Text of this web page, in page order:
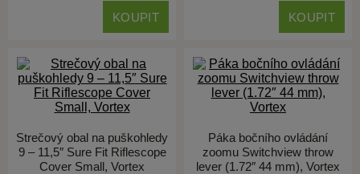
KOUPIT KOUPIT
Strečový obal na puškohledy
9 – 11,5″ Sure Fit Riflescope
Cover Small, Vortex
Páka bočního ovládání
zoomu Switchview throw
lever (1.72″ 44 mm), Vortex